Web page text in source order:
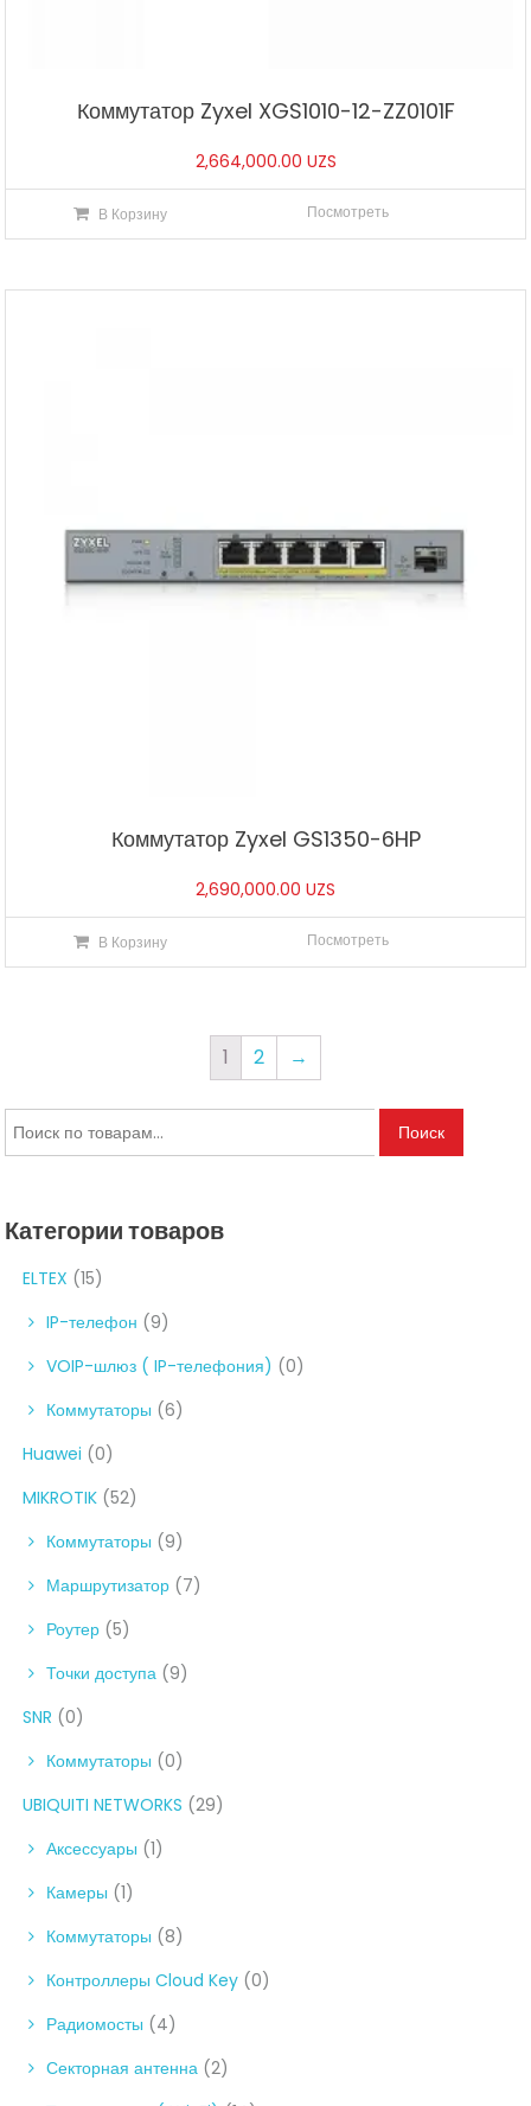
Коммутатор Zyxel XGS1010-12-ZZ0101F
2,664,000.00 UZS
В Корзину Посмотреть
Коммутатор Zyxel GS1350-6HP
2,690,000.00 UZS
В Корзину Посмотреть
1 2 →
Искать: Поиск
Категории товаров
ELTEX (15)
IP-телефон (9)
VOIP-шлюз ( IP-телефония) (0)
Коммутаторы (6)
Huawei (0)
MIKROTIK (52)
Коммутаторы (9)
Маршрутизатор (7)
Роутер (5)
Точки доступа (9)
SNR (0)
Коммутаторы (0)
UBIQUITI NETWORKS (29)
Аксессуары (1)
Камеры (1)
Коммутаторы (8)
Контроллеры Cloud Key (0)
Радиомосты (4)
Секторная антенна (2)